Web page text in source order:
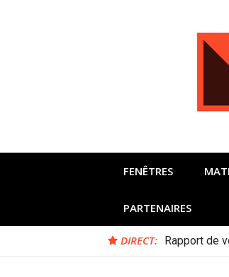
FENÊTRES
PARTENAIRES
DIRECT: Rapport de